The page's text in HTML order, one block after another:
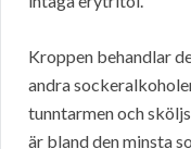
Kroppen behandlar
andra
tunntarmen och
är bland den minsta